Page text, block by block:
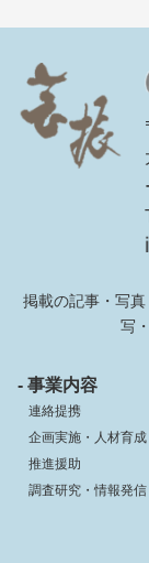
掲載の記事・写
写
- 事業内容
連絡提携
企画実施・人材育成
推進援助
調査研究・情報発信